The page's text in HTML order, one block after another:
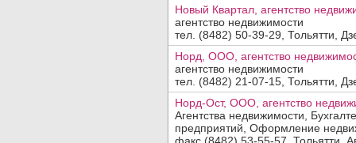
Вид деятельности, продукция, услуги:
Новый Квартал, агентство
агентство недвижимости
тел. (8482) 50-39-29, Тольятти,
Норд, ООО, агентство
агентство недвижимости
тел. (8482) 21-07-15, Тольятти,
Норд-Ост, ООО, агентство
Агентства недвижимости,
предприятий, Оформление